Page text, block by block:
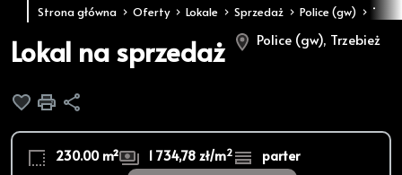
Strona główna Oferty Lokale Sprzedaż Police (gw)
Lokal na sprzedaż Police (gw), Trzebież
Dodaj do ulubionych
Drukuj
230.00 m² 1 734,78 zł/m2
parter